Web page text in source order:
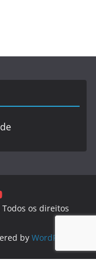
Todos os direitos
by WordPress